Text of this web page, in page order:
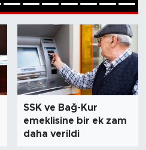
7 8 9 10 11 12 13
SSK ve Bağ-Kur
emeklisine bir ek zam
daha verildi